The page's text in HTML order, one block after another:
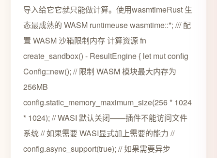
导入给它它就只能做计算。使用wasmtimeRust 生
态最成熟的 WASM runtimeuse wasmtime::*; /// 配
置 WASM 沙箱限制内存 计算资源 fn
create_sandbox() - ResultEngine { let mut config
Config::new(); // 限制 WASM 模块最大内存为
256MB
config.static_memory_maximum_size(256 * 1024
* 1024); // WASI 默认关闭——插件不能访问文件
系统 // 如果需要 WASI显式加上需要的能力 //
config.async_support(true); // 如果需要异步